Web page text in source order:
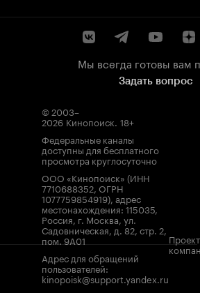
Мы всегда готовы вам
Задать вопрос
© 2003–
2026 Кинопоиск. 18+
Федеральные каналы
доступны для бесплатного
просмотра круглосуточно
ООО «Кинопоиск» (ИНН
7710688352, ОГРН
1077759854919), адрес
местонахождения: 115035,
Россия, г. Москва, ул.
Садовническая, д. 82, стр. 2,
пом. 9А01
Адрес для обращений
пользователей:
kinopoisk@support.yandex.ru
Проект